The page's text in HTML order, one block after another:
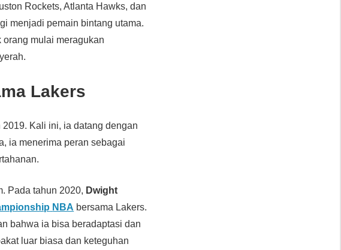
Rockets, Atlanta Hawks, dan
menjadi pemain bintang utama.
mulai meragukan
Lakers
2019. Kali ini, ia datang dengan
ia menerima peran sebagai
Pada tahun 2020, Dwight
NBA bersama Lakers.
bahwa ia bisa beradaptasi dan
luar biasa dan keteguhan